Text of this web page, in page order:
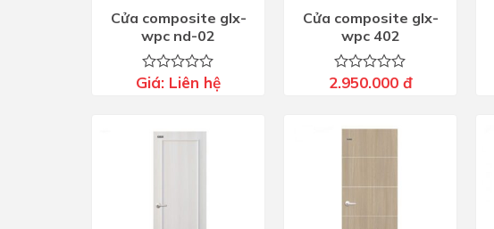
Cửa composite glx-
wpc nd-02
Được
Giá: Liên hệ
Cửa composite glx-
wpc 402
Được
2.950.000 đ